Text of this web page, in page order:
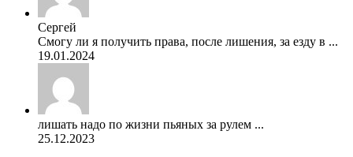
Сергей
Смогу ли я получить права, после лишения, за езду в ...
19.01.2024
лишать надо по жизни пьяных за рулем ...
25.12.2023